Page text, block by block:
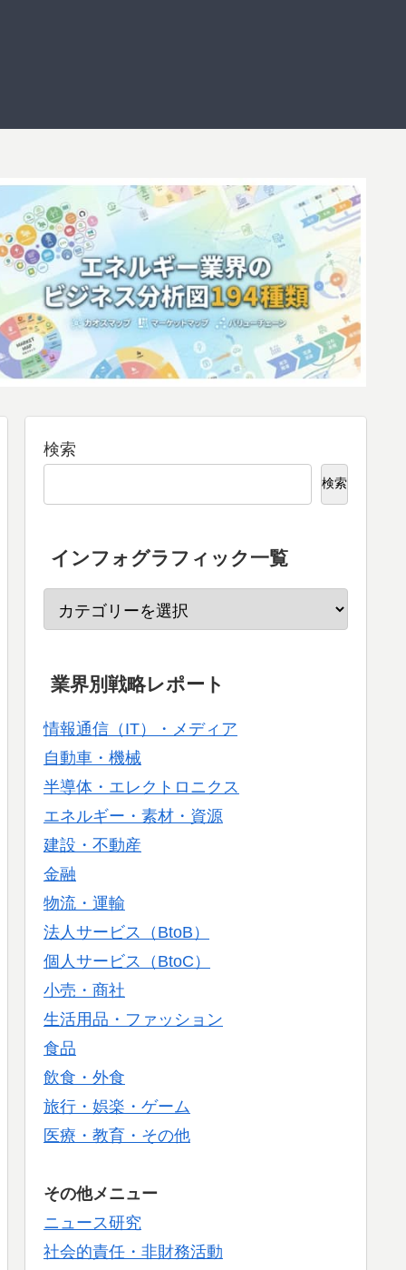
検索
検索
インフォグラフィック一覧
業界別戦略レポート
情報通信（IT）・メディア
自動車・機械
半導体・エレクトロニクス
エネルギー・素材・資源
建設・不動産
金融
物流・運輸
法人サービス（BtoB）
個人サービス（BtoC）
小売・商社
生活用品・ファッション
食品
飲食・外食
旅行・娯楽・ゲーム
医療・教育・その他
その他メニュー
ニュース研究
社会的責任・非財務活動